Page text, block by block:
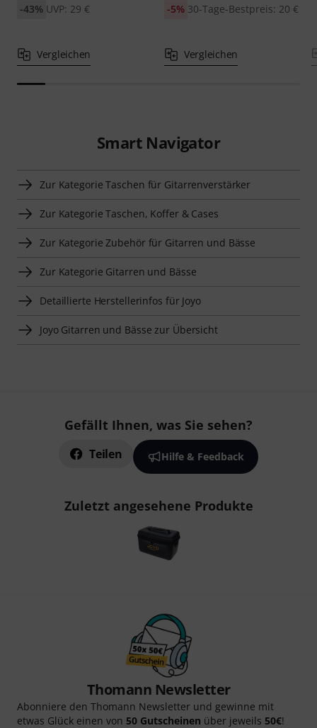
UVP: 29 €
-43%
Vergleichen
30-Tage-Bestpreis: 20 €
-5%
Vergleichen
Smart Navigator
Zur Kategorie Taschen für Gitarrenverstärker
Zur Kategorie Taschen, Koffer & Cases
Zur Kategorie Zubehör für Gitarren und Bässe
Zur Kategorie Gitarren und Bässe
Detaillierte Herstellerinfos für Joyo
Joyo Gitarren und Bässe zur Übersicht
Gefällt Ihnen, was Sie sehen?
Teilen Hilfe & Feedback
Zuletzt angesehene Produkte
Thomann Newsletter
Abonniere den Thomann Newsletter und gewinne mit
etwas Glück einen von 50 Gutscheinen über jeweils 50€!